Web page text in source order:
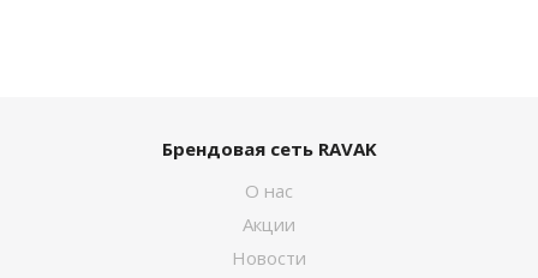
Брендовая сеть RAVAK
О нас
Акции
Новости